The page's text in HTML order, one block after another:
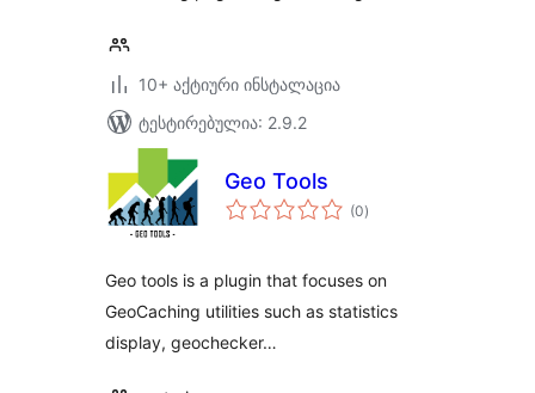
10+ აქტიური ინსტალაცია
ტესტირებულია: 2.9.2
Geo Tools
(0საერთო
რეიტინგი
)
Geo tools is a plugin that focuses on
GeoCaching utilities such as statistics
display, geochecker…